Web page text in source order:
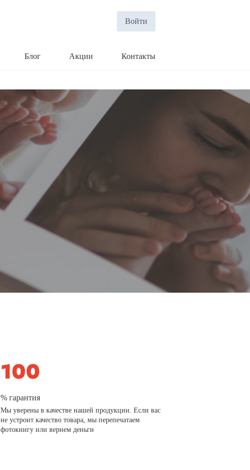
Войти
Блог Акции Контакты
% гарантия
Мы уверены в качестве нашей продукции. Если вас
не устроит качество товара, мы перепечатаем
фотокнигу или вернем деньги